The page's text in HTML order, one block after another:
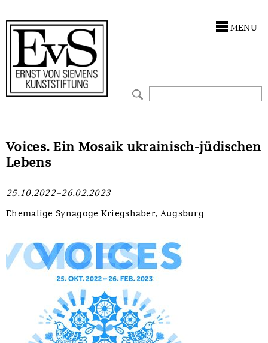
MENU
Voices. Ein Mosaik ukrainisch-jüdischen
Lebens
25.10.2022–26.02.2023
Ehemalige Synagoge Kriegshaber, Augsburg
Förderphilosophie
Gremien
Presse und Neuigkeiten
Stellenangebote
Ankauf
Restaurierungen
Werkverzeichnisse
UKRAINE-Förderlinie